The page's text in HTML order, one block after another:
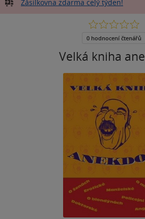
Zásilkovna zdarma celý týden!
Velká kniha
0.0
5
0 hodnocení čtenářů